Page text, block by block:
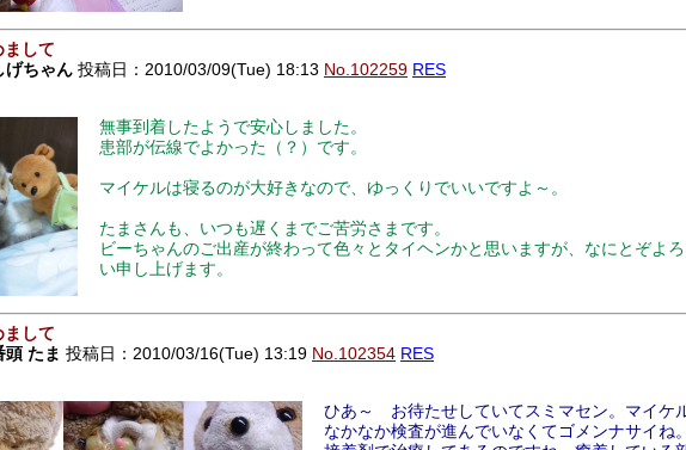
まして
げちゃん 投稿日：2010/03/09(Tue) 18:13 No.102259 RES
無事到着したようで安心しました。
患部が伝線でよかった（？）です。
マイケルは寝るのが大好きなので、ゆっくりでいいですよ～。
たまさんも、いつも遅くまでご苦労さまです。
ビーちゃんのご出産が終わって色々とタイヘンかと思いますが、なにとぞよ
い申し上げます。
まして
頭 たま 投稿日：2010/03/16(Tue) 13:19 No.102354 RES
ひあ～ お待たせしていてスミマセン。マイケ
なかなか検査が進んでいなくてゴメンナサイね